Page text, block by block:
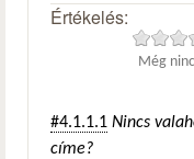
Értékelés:
Még
#4.1.1.1 Nincs
címe?